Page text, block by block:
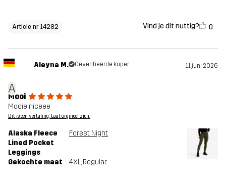
Article nr 14282 Vind je dit nuttig? 0
A
Aleyna M. Geverifieerde koper 11 juni 2026
Mooi
Mooie niceee
Dit is een vertaling. Laat orgineel zien.
Alaska Fleece
Lined Pocket
Leggings
Forest Night
Gekochte maat 4XL, Regular